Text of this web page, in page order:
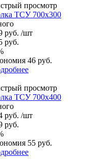
просмотр
ТСУ 700x300
руб. /шт
руб.
46 руб.
просмотр
ТСУ 700x400
руб. /шт
руб.
55 руб.